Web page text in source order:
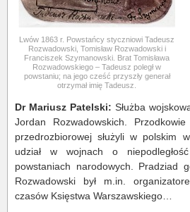
Lwów 1863 r. Powstańcy styczniowi Tadeusz
Rozwadowski, Tomisław Rozwadowski i
Franciszek Szymanowski. Brat Tomisława
Rozwadowskiego – Tadeusz poległ w
powstaniu; na jego cześć przyszły generał
otrzymał imię Tadeusz.
Dr Mariusz Patelski: Służba
Jordan Rozwadowskich.
przedrozbiorowej służyli w polskim
udział w wojnach o
powstaniach narodowych. Pradziad
Rozwadowski był m.in.
czasów Księstwa Warszawskiego…